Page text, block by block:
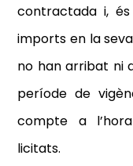
contractada i, és
imports en la
no han arribat ni
període de
compte a
licitats.